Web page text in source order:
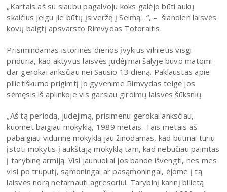
„Kartais aš su siaubu pagalvoju koks galėjo būti aukų
skaičius jeigu jie būtų įsiveržę į Seimą…“, – šiandien laisvės
kovų baigtį apsvarsto Rimvydas Totoraitis.
Prisimindamas istorinės dienos įvykius vilnietis visgi
priduria, kad aktyvūs laisvės judėjimai šalyje buvo matomi
dar gerokai anksčiau nei Sausio 13 dieną. Paklaustas apie
pilietiškumo prigimtį jo gyvenime Rimvydas teigė jos
sėmęsis iš aplinkoje vis garsiau girdimų laisvės šūksnių.
„Aš tą periodą, judėjimą, prisimenu gerokai anksčiau,
kuomet baigiau mokyklą, 1989 metais. Tais metais aš
pabaigiau vidurinę mokyklą jau žinodamas, kad būtinai turiu
įstoti mokytis į aukštąją mokyklą tam, kad nebūčiau paimtas
į tarybinę armiją. Visi jaunuoliai jos bandė išvengti, nes mes
visi po truputį, sąmoningai ar pasąmoningai, ėjome į tą
laisvės norą netarnauti agresoriui. Tarybinį karinį bilietą